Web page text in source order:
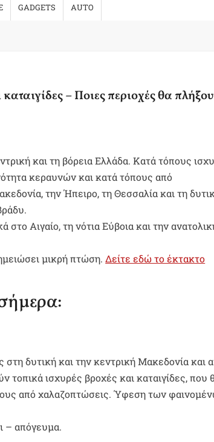
GADGETS AUTO
– Ποιες περιοχές θα
και τη βόρεια Ελλάδα. Κατά τόπους
κεραυνών και κατά τόπους από
την Ήπειρο, τη Θεσσαλία και τη
στο Αιγαίο, τη νότια Εύβοια και την
μικρή πτώση.Δείτε εδώ το έκτακτο
δυτική και την κεντρική Μακεδονία και
τοπικά ισχυρές βροχές και καταιγίδες, που
από χαλαζοπτώσεις. Ύφεση των
– απόγευμα.